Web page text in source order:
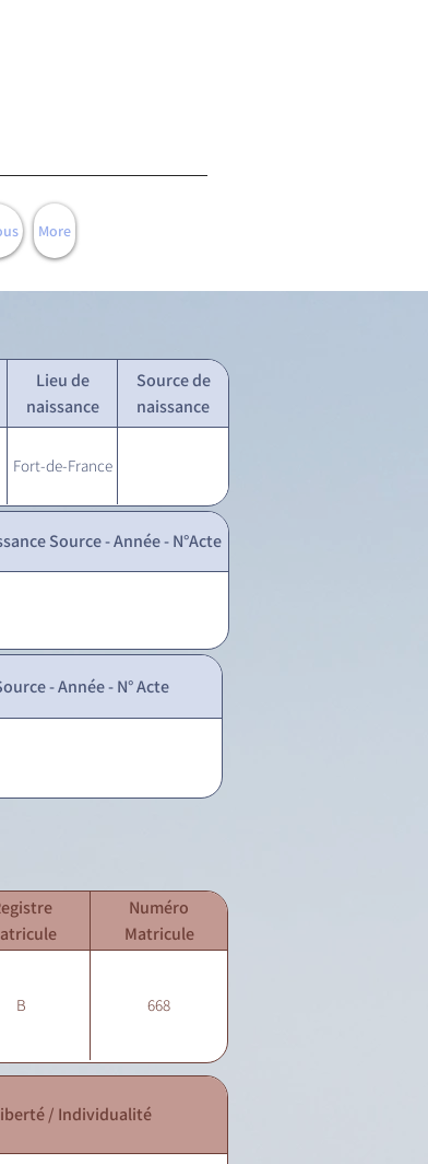
More
Lieu de
naissance
Source de
naissance
Fort-de-France
Source - Année - N°Acte
- Année - N° Acte
Numéro
Matricule
B 668
/ Individualité